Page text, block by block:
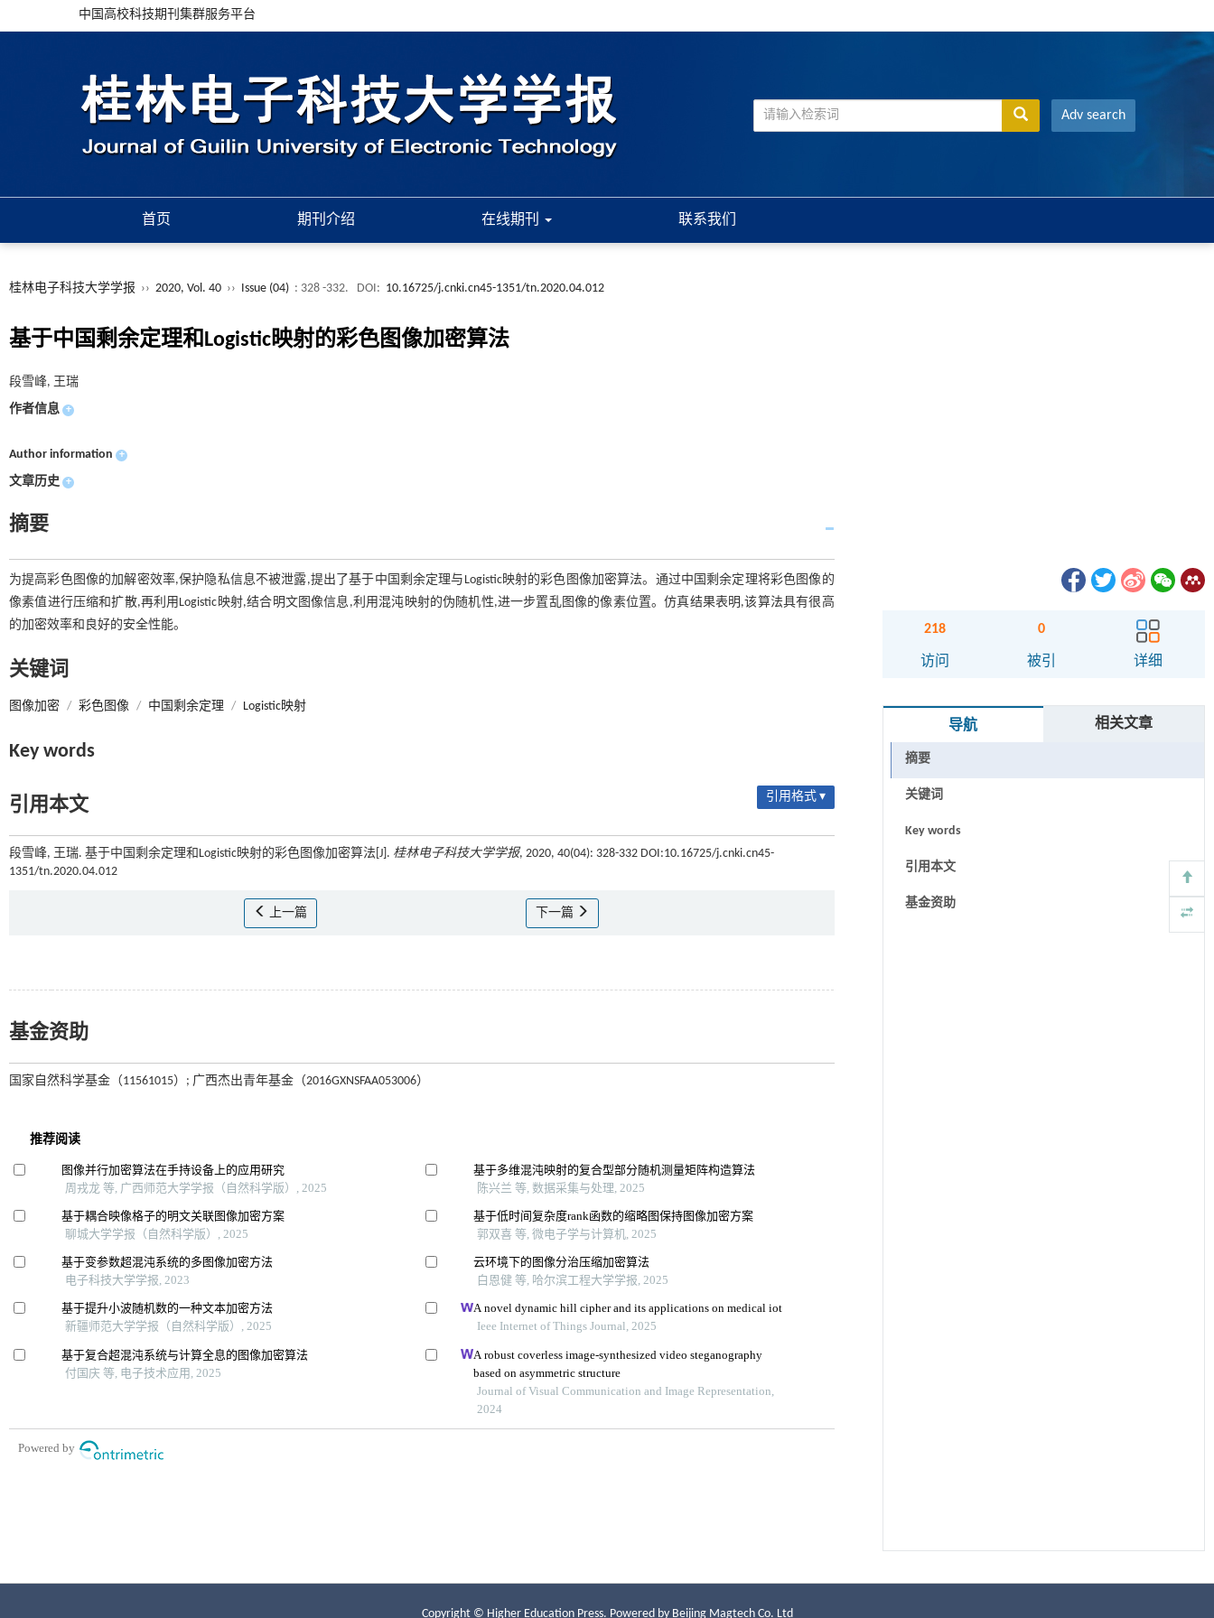
中国高校科技期刊集群服务平台
Adv search
首页 期刊介绍 在线期刊 联系我们
桂林电子科技大学学报 ›› 2020, Vol. 40 ›› Issue (04) : 328 -332. DOI: 10.16725/j.cnki.cn45-1351/tn.2020.04.012
基于中国剩余定理和Logistic映射的彩色图像加密算法
段雪峰, 王瑞
作者信息 +
Author information +
文章历史 +
摘要
为提高彩色图像的加解密效率,保护隐私信息不被泄露,提出了基于中国剩余定理与Logistic映射的彩色图像加密算法。通过中国剩余定理将彩色图像的
像素值进行压缩和扩散,再利用Logistic映射,结合明文图像信息,利用混沌映射的伪随机性,进一步置乱图像的像素位置。仿真结果表明,该算法具有很高
的加密效率和良好的安全性能。
关键词
图像加密 / 彩色图像 / 中国剩余定理 / Logistic映射
Key words
引用本文 引用格式 ▾
段雪峰, 王瑞. 基于中国剩余定理和Logistic映射的彩色图像加密算法[J]. 桂林电子科技大学学报, 2020, 40(04): 328-332 DOI:10.16725/j.cnki.cn45-
1351/tn.2020.04.012
上一篇 下一篇
基金资助
国家自然科学基金（11561015）; 广西杰出青年基金（2016GXNSFAA053006）
218
访问
0
被引 详细
导航 相关文章
摘要
关键词
Key words
引用本文
基金资助
Copyright © Higher Education Press. Powered by Beijing Magtech Co. Ltd